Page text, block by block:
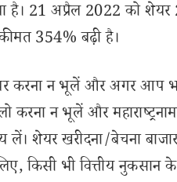
है। 21 अप्रैल 2022 को
354% बढ़ी है।
करना न भूलें और अगर आप
करना न भूलें और
शेयर खरीदना/बेचना
भी वित्तीय नुकसान के